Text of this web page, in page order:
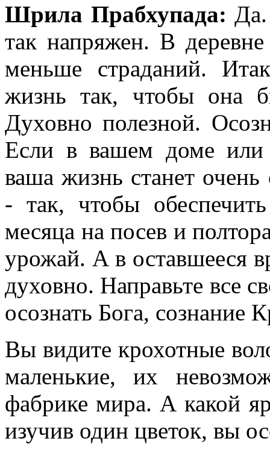
Шрила Прабхупада:
так напряжен. В
меньше страданий.
жизнь так, чтобы она
Духовно полезной.
Если в вашем доме или
ваша жизнь станет очень
- так, чтобы
месяца на посев и
урожай. А в оставшееся
духовно. Направьте все
осознать Бога,
Вы видите крохотные
маленькие, их
фабрике мира. А какой
изучив один цветок, вы